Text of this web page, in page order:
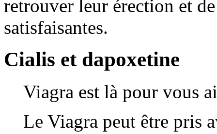
retrouver leur érection et
satisfaisantes.
Cialis et dapoxetine
Viagra est là pour vous
Le Viagra peut être pris